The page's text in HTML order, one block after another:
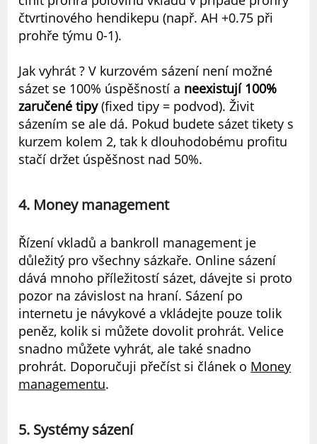
čtvrtinového hendikepu (např. AH +0.75 při
prohře týmu 0-1).
Jak vyhrát ? V kurzovém sázení není možné
sázet se 100% úspěšností a neexistují 100%
zaručené tipy(fixed tipy = podvod). Živit
sázením se ale dá. Pokud budete sázet tikety s
kurzem kolem 2, tak k dlouhodobému profitu
stačí držet úspěšnost nad 50%.
4. Money management
Řízení vkladů a bankroll management je
důležitý pro všechny sázkaře. Online sázení
dává mnoho příležitostí sázet, dávejte si proto
pozor na závislost na hraní. Sázení po
internetu je návykové a vkládejte pouze tolik
peněz, kolik si můžete dovolit prohrát. Velice
snadno můžete vyhrát, ale také snadno
prohrát. Doporučuji přečíst si článek o Money
managementu.
5. Systémy sázení